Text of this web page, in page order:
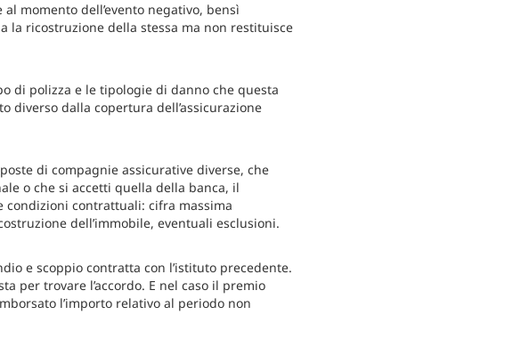
momento dell’evento negativo, bensì
la ricostruzione della stessa ma non restituisce
di polizza e le tipologie di danno che questa
diverso dalla copertura dell’assicurazione
di compagnie assicurative diverse, che
o che si accetti quella della banca, il
contrattuali: cifra massima
dell’immobile, eventuali esclusioni.
e scoppio contratta con l’istituto precedente.
per trovare l’accordo. E nel caso il premio
l’importo relativo al periodo non